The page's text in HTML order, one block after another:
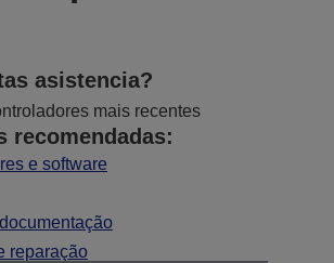
asistencia?
mais recentes
recomendadas:
e software
reparação